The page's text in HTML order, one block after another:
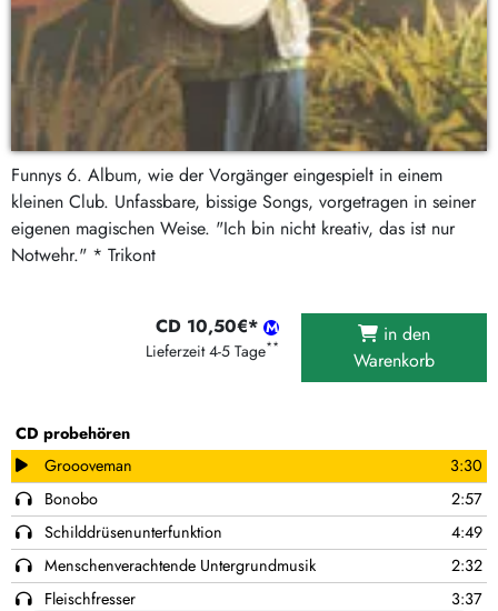
Funnys 6. Album, wie der Vorgänger eingespielt in einem
kleinen Club. Unfassbare, bissige Songs, vorgetragen in seiner
eigenen magischen Weise. "Ich bin nicht kreativ, das ist nur
Notwehr." * Trikont
CD probehören
Groooveman
3:30
Bonobo
2:57
Schilddrüsenunterfunktion
4:49
Menschenverachtende Untergrundmusik
2:32
Fleischfresser
3:37
CD 10,50€*
Lieferzeit 4-5 Tage**
in den
Warenkorb